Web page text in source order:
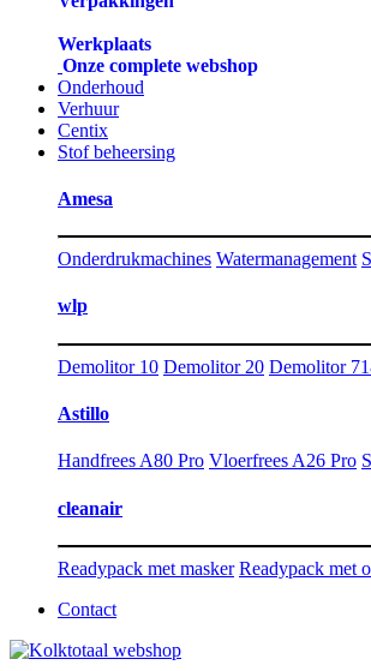
Werkplaats
Onze complete webshop
Onderhoud
Verhuur
Centix
Stof beheersing
Amesa
Onderdrukmachines Watermanagement
wlp
Demolitor 10 Demolitor 20 Demolitor
Astillo
Handfrees A80 Pro Vloerfrees A26 Pro
cleanair
Readypack met masker Readypack met
Contact